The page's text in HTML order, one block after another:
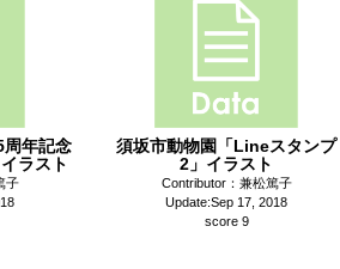
周年記念
ラスト
子
須坂市動物園「Lineスタンプ
2」イラスト
Contributor：兼松篤子
Update:Sep 17, 2018
score 9